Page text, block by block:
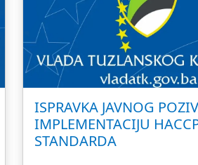
ISPRAVKA JAVNOG
IMPLEMENTACIJU
STANDARDA